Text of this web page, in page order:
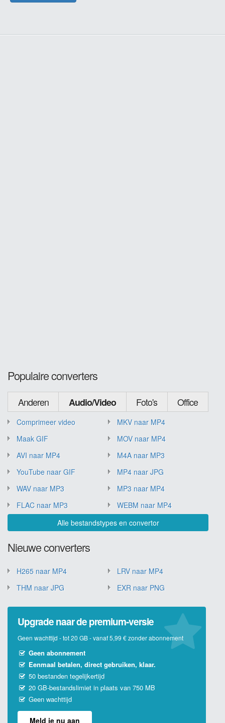
Populaire converters
Anderen Audio/Video Foto's Office
Comprimeer video
MKV naar MP4
Maak GIF
MOV naar MP4
AVI naar MP4
M4A naar MP3
YouTube naar GIF
MP4 naar JPG
WAV naar MP3
MP3 naar MP4
FLAC naar MP3
WEBM naar MP4
Alle bestandstypes en convertor
Nieuwe converters
H265 naar MP4
LRV naar MP4
THM naar JPG
EXR naar PNG
Upgrade naar de premium-versie
Geen wachttijd - tot 20 GB - vanaf 5,99 € zonder abonnement
Geen abonnement
Eenmaal betalen, direct gebruiken, klaar.
50 bestanden tegelijkertijd
20 GB-bestandslimiet in plaats van 750 MB
Geen wachttijd
Meld je nu aan